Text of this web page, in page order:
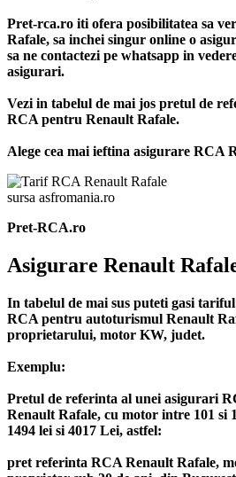
Pret-rca.ro iti ofera posibilitatea sa
Rafale, sa inchei singur online o
sa ne contactezi pe whatsapp in
asigurari.
Vezi in tabelul de mai jos pretul de
RCA pentru Renault Rafale.
Alege cea mai ieftina asigurare RCA
sursa asfromania.ro
Pret-RCA.ro
Asigurare Renault
In tabelul de mai sus puteti gasi
RCA pentru autoturismul Renault
proprietarului, motor KW, judet.
Exemplu:
Pretul de referinta al unei asigurari
Renault Rafale, cu motor intre 101 si
1494 lei si 4017 Lei, astfel:
pret referinta RCA Renault Rafale,